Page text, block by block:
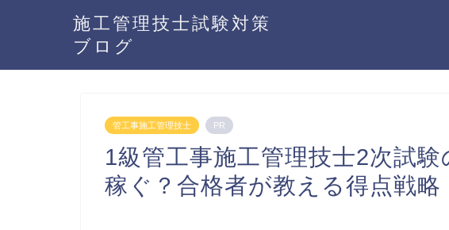
施工管理技士試験対策
ブログ
管工事施工管理技士 PR
1級管工事施工管理技士2次試
稼ぐ？合格者が教える得点戦略